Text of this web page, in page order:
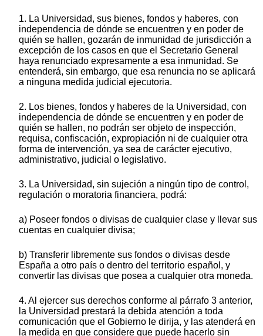
1. La Universidad, sus bienes, fondos y haberes, con
independencia de dónde se encuentren y en poder de
quién se hallen, gozarán de inmunidad de jurisdicción a
excepción de los casos en que el Secretario General
haya renunciado expresamente a esa inmunidad. Se
entenderá, sin embargo, que esa renuncia no se aplicará
a ninguna medida judicial ejecutoria.
2. Los bienes, fondos y haberes de la Universidad, con
independencia de dónde se encuentren y en poder de
quién se hallen, no podrán ser objeto de inspección,
requisa, confiscación, expropiación ni de cualquier otra
forma de intervención, ya sea de carácter ejecutivo,
administrativo, judicial o legislativo.
3. La Universidad, sin sujeción a ningún tipo de control,
regulación o moratoria financiera, podrá:
a) Poseer fondos o divisas de cualquier clase y llevar sus
cuentas en cualquier divisa;
b) Transferir libremente sus fondos o divisas desde
España a otro país o dentro del territorio español, y
convertir las divisas que posea a cualquier otra moneda.
4. Al ejercer sus derechos conforme al párrafo 3 anterior,
la Universidad prestará la debida atención a toda
comunicación que el Gobierno le dirija, y las atenderá en
la medida en que considere que puede hacerlo sin